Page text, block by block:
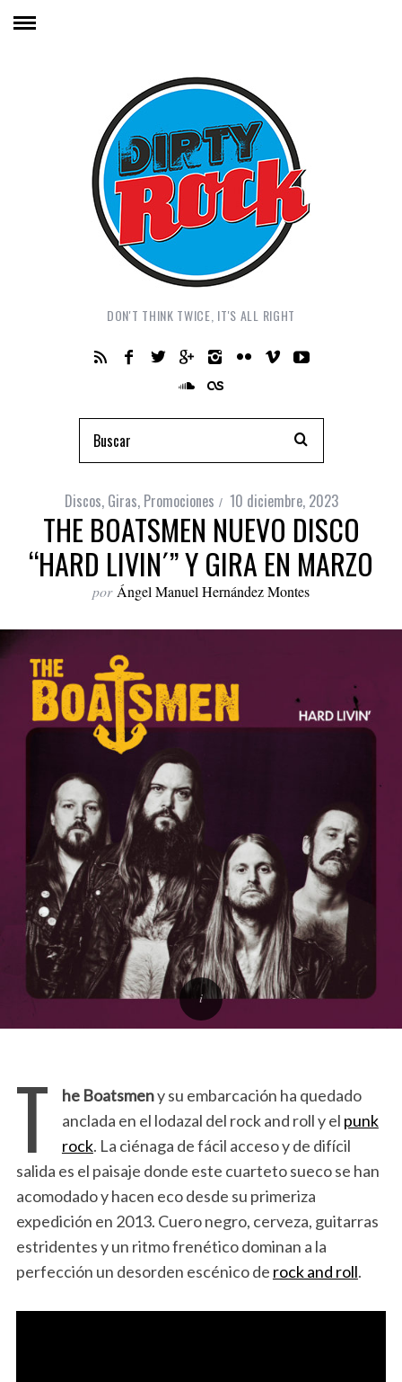
DON'T THINK TWICE, IT'S ALL RIGHT
Discos, Giras, Promociones 10 diciembre, 2023
THE BOATSMEN NUEVO DISCO
“HARD LIVIN´” Y GIRA EN MARZO
por Ángel Manuel Hernández Montes
T he Boatsmeny su embarcación ha quedado
anclada en el lodazal del rock and roll y el punk
rock. La ciénaga de fácil acceso y de difícil
salida es el paisaje donde este cuarteto sueco se han
acomodado y hacen eco desde su primeriza
expedición en 2013. Cuero negro, cerveza, guitarras
estridentes y un ritmo frenético dominan a la
perfección un desorden escénico de rock and roll.